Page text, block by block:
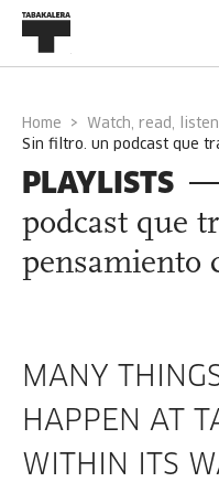
Home Watch, read, listen
sin filtro. un podcast que
PLAYLISTS
podcast que
pensamiento
MANY
HAPPEN AT
WITHIN ITS